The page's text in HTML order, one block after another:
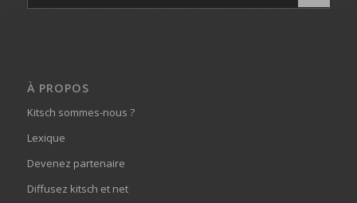
À PROPOS
Kitsch sommes-nous ?
Lexique
Devenez partenaire
Diffusez kitsch et net